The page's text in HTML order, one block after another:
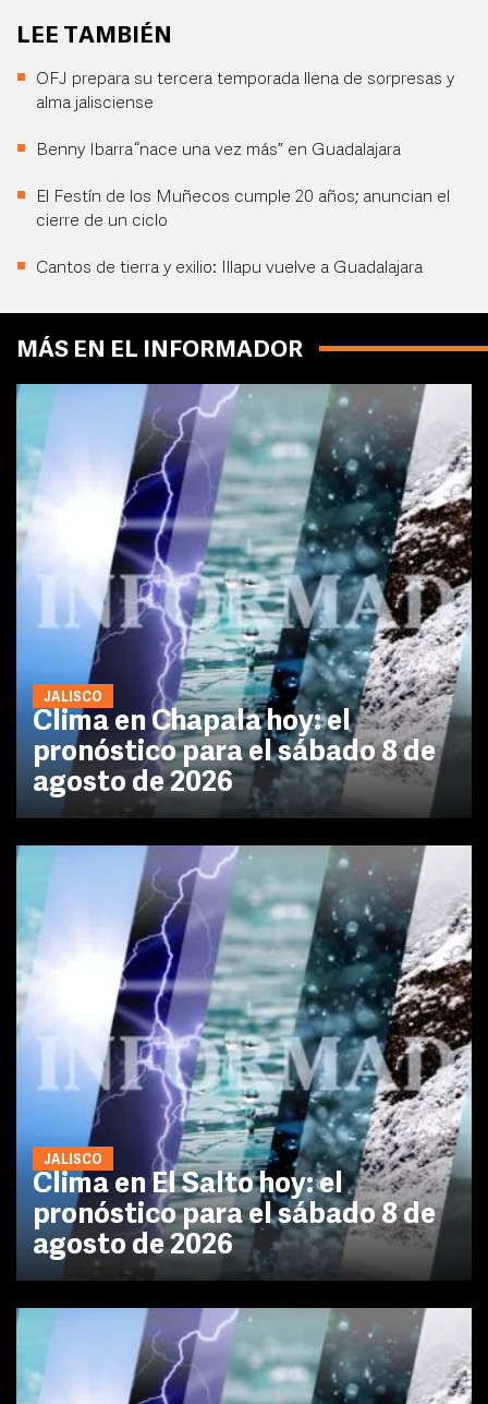
LEE TAMBIÉN
OFJ prepara su tercera temporada llena de sorpresas y
alma jalisciense
Benny Ibarra “nace una vez más” en Guadalajara
El Festín de los Muñecos cumple 20 años; anuncian el
cierre de un ciclo
Cantos de tierra y exilio: Illapu vuelve a Guadalajara
MÁS EN EL INFORMADOR
JALISCO
Clima en Chapala hoy: el
pronóstico para el sábado 8 de
agosto de 2026
JALISCO
Clima en El Salto hoy: el
pronóstico para el sábado 8 de
agosto de 2026